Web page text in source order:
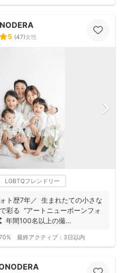
5 (47)女性
LGBTQフレンドリー
まれたての小さな
ボーンフォ
年間100名以上の撮...
最終アクティブ： 3日以内